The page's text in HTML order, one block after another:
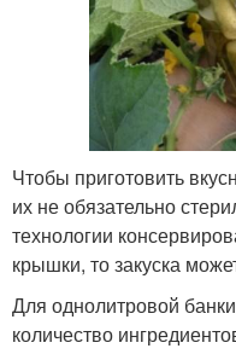
Чтобы приготовить
их не обязательно
технологии
крышки, то закуска
Для однолитровой
количество